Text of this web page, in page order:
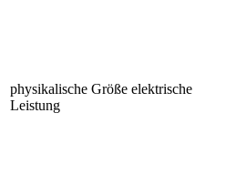
physikalische Größe elektrische
Leistung